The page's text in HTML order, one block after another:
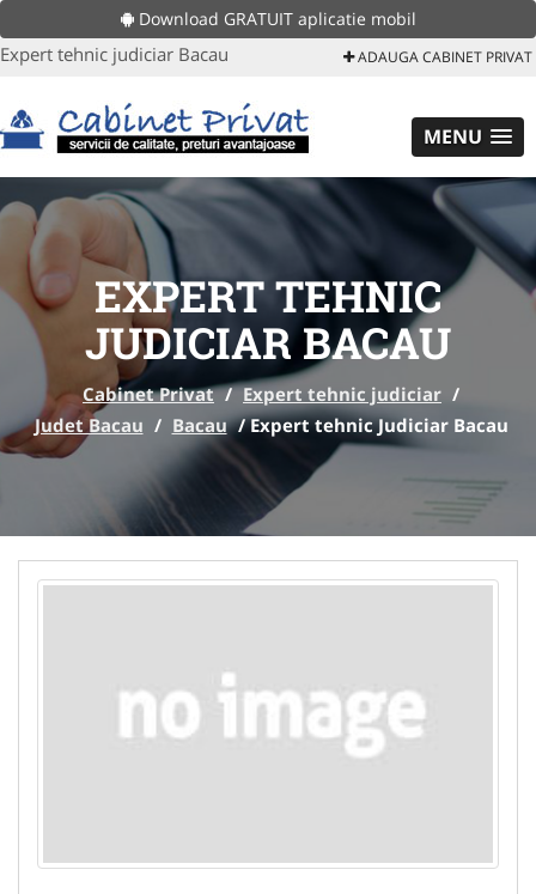
Download GRATUIT aplicatie mobil
Expert tehnic judiciar Bacau ADAUGA CABINET PRIVAT
MENU
EXPERT TEHNIC
JUDICIAR BACAU
Cabinet Privat / Expert tehnic judiciar /
Judet Bacau / Bacau /Expert tehnic Judiciar Bacau